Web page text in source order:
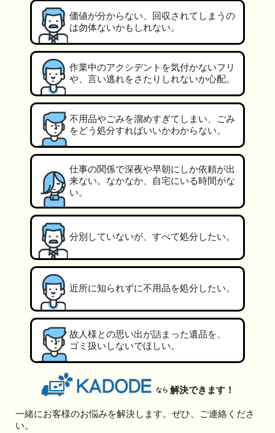
価値が分からない、回収されてしまうの
は勿体ないかもしれない。
作業中のアクシデントを気付かないフリ
や、言い逃れをさたりしれないか心配。
不用品やごみを溜めすぎてしまい、ごみ
をどう処分すればいいかわからない。
仕事の関係で深夜や早朝にしか依頼が出
来ない。なかなか、自宅にいる時間がな
い。
分別していないが、すべて処分したい。
近所に知られずに不用品を処分したい。
故人様との思い出が詰まった遺品を、
ゴミ扱いしないでほしい。
なら 解決できます！
一緒にお客様のお悩みを解決します。ぜひ、ご連絡くださ
い。